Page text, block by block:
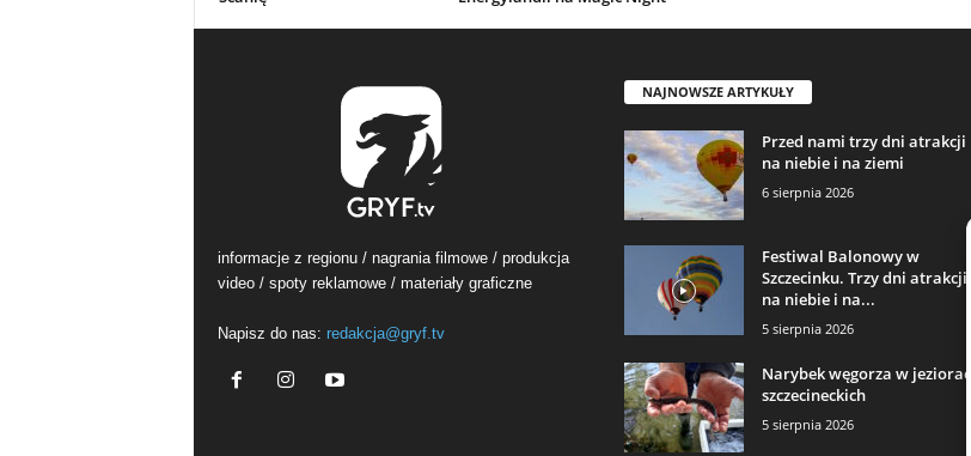
informacje z regionu / nagrania filmowe / produkcja
video / spoty reklamowe / materiały graficzne
Napisz do nas: redakcja@gryf.tv
NAJNOWSZE ARTYKUŁY
Przed nami trzy dni atrakcji
na niebie i na ziemi
6 sierpnia 2026
Festiwal Balonowy w
Szczecinku. Trzy dni atrakcji
na niebie i na...
5 sierpnia 2026
Narybek węgorza w jeziorach
szczecineckich
5 sierpnia 2026